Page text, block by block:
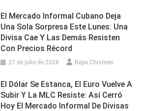
El Mercado Informal Cubano Deja
Una Sola Sorpresa Este Lunes: Una
Divisa Cae Y Las Demás Resisten
Con Precios Récord
27 de julio de 2026 Repa Chismes
El Dólar Se Estanca, El Euro Vuelve A
Subir Y La MLC Resiste: Así Cerró
Hoy El Mercado Informal De Divisas